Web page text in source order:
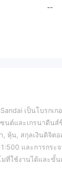
--
เป็นโบรกเก
นต์และเกรนาดีนส์
หุ้น, สกุลเงินดิจิตอ
1:500 และการกร
ที่ใช้งานได้และขั้น